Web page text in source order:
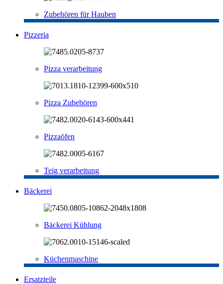
Zubehören für Hauben
Pizzeria
Pizza verarbeitung
Pizza Zubehören
Pizzaöfen
Teig verarbeitung
Bäckerei
Bäckerei Kühlung
Küchenmaschine
Ersatzteile